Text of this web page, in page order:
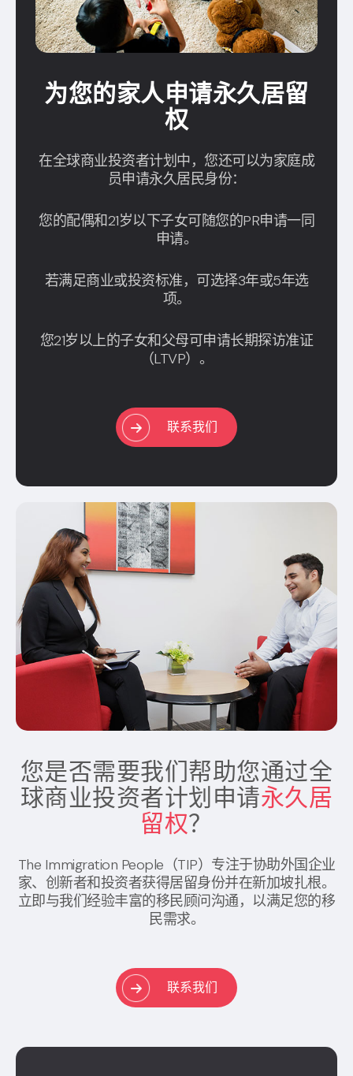
为您的家人申请永久居留
权
在全球商业投资者计划中，您还可以为家庭成
员申请永久居民身份：
您的配偶和21岁以下子女可随您的PR申请一同
申请。
若满足商业或投资标准，可选择3年或5年选
项。
您21岁以上的子女和父母可申请长期探访准证
（LTVP）。
联系我们
您是否需要我们帮助您通过全
球商业投资者计划申请永久居
留权？
The Immigration People（TIP）专注于协助外国企业
家、创新者和投资者获得居留身份并在新加坡扎根。
立即与我们经验丰富的移民顾问沟通，以满足您的移
民需求。
联系我们